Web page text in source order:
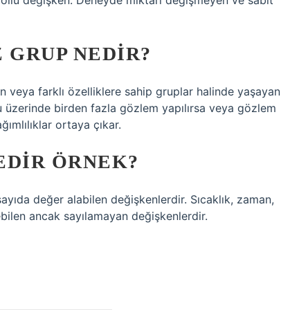
NEDIR?
veya farklı özelliklere sahip gruplar halinde yaşayan
birden fazla gözlem yapılırsa veya gözlem
ortaya çıkar.
ÖRNEK?
değer alabilen değişkenlerdir. Sıcaklık, zaman,
ancak sayılamayan değişkenlerdir.